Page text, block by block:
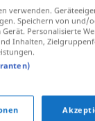
für "Feier"
,Party
verwenden.
Speichern von und/
Personalisierte
Inhalten,